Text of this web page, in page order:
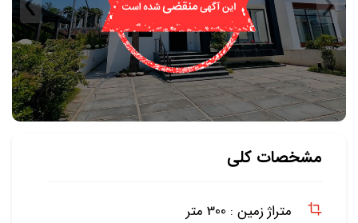
مشخصات کلی
متراژ زمین : 300 متر